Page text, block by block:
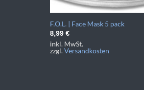
F.O.L. | Face Mask 5 pack
8,99 €
inkl. MwSt.
zzgl.Versandkosten